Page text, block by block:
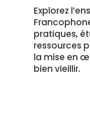
Explorez
pratiques,
ressources
la mise en
bienvieillir.